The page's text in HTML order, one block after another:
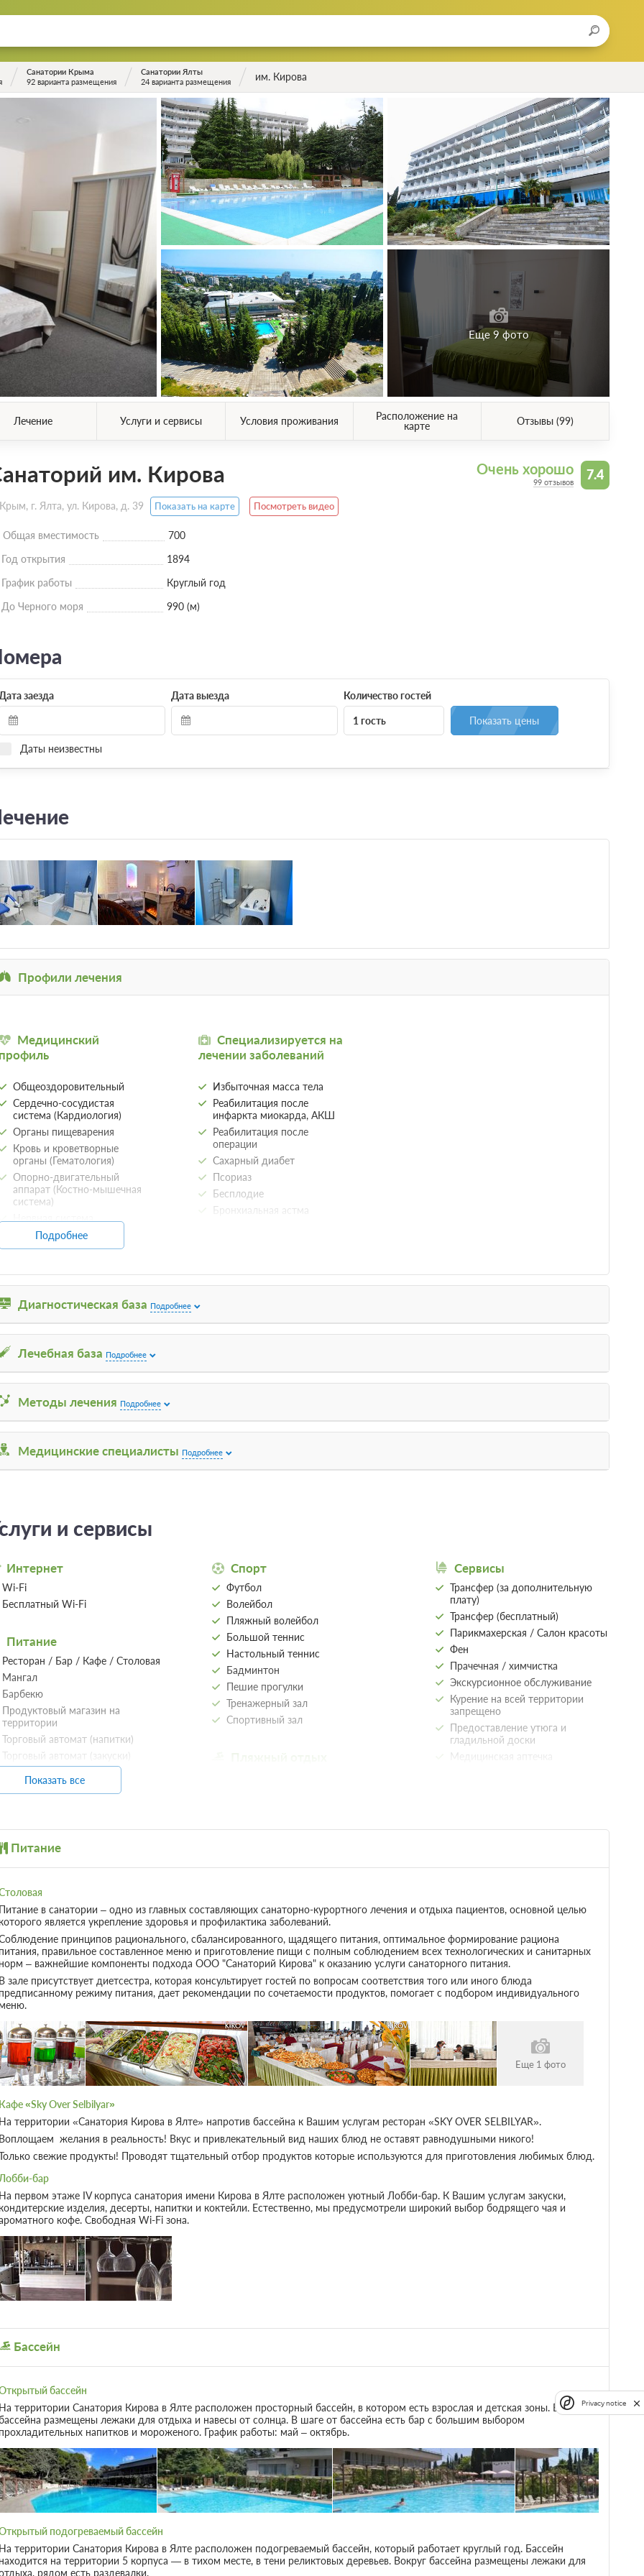
Санатории Крыма
92 варианта размещения
Санатории Ялты
24 варианта размещения
им. Кирова
Еще 9 фото
Лечение Услуги и сервисы Условия проживания
Расположение на
карте
Отзывы (99)
7.4
Очень хорошо
99 отзывов
им. Кирова
г. Ялта, ул. Кирова, д. 39 Показать на карте Посмотреть видео
Общая вместимость
700
Год открытия
1894
График работы
Круглый год
До Черного моря
990 (м)
заезда Дата выезда
Даты неизвестны
Количество гостей
1 гость Показать цены
Профили лечения
Медицинский
Общеоздоровительный
Сердечно-сосудистая
система (Кардиология)
Органы пищеварения
Кровь и кроветворные
органы (Гематология)
Опорно-двигательный
аппарат (Костно-мышечная
система)
(Неврология)
Обмен веществ
Гинекология
система (Урология)
Ухо, горло, нос (ЛОР,
отоларингология)
Органы зрения
SPA
Стоматология
Психиатрия
Специализируется на
лечении заболеваний
Избыточная масса тела
Реабилитация после
инфаркта миокарда, АКШ
Реабилитация после
операции
Сахарный диабет
Псориаз
Бесплодие
Бронхиальная астма
Астма у детей
Ожирение
Ринит
Полиартрит
Нейродермит
Подробнее
Диагностическая база Подробнее
Лечебная база Подробнее
Методы лечения Подробнее
Медицинские специалисты Подробнее
и сервисы
Интернет
Wi-Fi
Бесплатный Wi-Fi
Питание
Ресторан / Бар / Кафе / Столовая
Мангал
Барбекю
Продуктовый магазин на
территории
Торговый автомат (напитки)
Торговый автомат (закуски)
Кухня
Организация
Беседка
Банкетный зал
Конференц-зал
Парковка
Бесплатная автостоянка /
Парковка
Детям
Детская площадка
Детский клуб
Анимационный персонал
Няня / Услуги по уходу за
детьми
Детский бассейн
Детское меню
Игровая комната
Детские книги, музыка, фильмы
На свежем воздухе
Терраса
Спорт
Футбол
Волейбол
Пляжный волейбол
Большой теннис
Настольный теннис
Бадминтон
Пешие прогулки
Тренажерный зал
Спортивный зал
Собственный пляж
Катамараны
Гидроциклы
Отдых
Бассейн
Открытый плавательный бассейн
Бассейн с морской водой
Ныряние с маской и трубкой
Настольные игры
Пазлы
Библиотека
Кинотеатр
SPA / Лечебные процедуры
Сервисы
Трансфер (за дополнительную
плату)
Трансфер (бесплатный)
Парикмахерская / Салон красоты
Фен
Прачечная / химчистка
Экскурсионное обслуживание
Курение на всей территории
запрещено
Предоставление утюга и
гладильной доски
Кондиционер
Удобства на территории
Местоположение
Вид на море
Вид на сад
Вид на горы
Другое
Не допускается размещение с
домашними животными
Климат
Приморский
Горный
Спортивно-
оздоровительные услуги
Показать все
Питание
в санатории – одно из главных составляющих санаторно-курортного лечения и отдыха пациентов, основной целью
является укрепление здоровья и профилактика заболеваний.
принципов рационального, сбалансированного, щадящего питания, оптимальное формирование рациона
правильное составленное меню и приготовление пищи с полным соблюдением всех технологических и санитарных
– важнейшие компоненты подхода ООО "Санаторий Кирова" к оказанию услуги санаторного питания.
зале присутствует диетсестра, которая консультирует гостей по вопросам соответствия того или иного блюда
режиму питания, дает рекомендации по сочетаемости продуктов, помогает с подбором индивидуального
Еще 1 фото
«Sky Over Selbilyar»
территории «Санатория Кирова в Ялте» напротив бассейна к Вашим услугам ресторан «SKY OVER SELBILYAR».
желания в реальность! Вкус и привлекательный вид наших блюд не оставят равнодушными никого!
свежие продукты! Проводят тщательный отбор продуктов которые используются для приготовления любимых блюд.
бар
первом этаже IV корпуса санатория имени Кирова в Ялте расположен уютный Лобби-бар. К Вашим услугам закуски,
изделия, десерты, напитки и коктейли. Естественно, мы предусмотрели широкий выбор бодрящего чая и
кофе. Свободная Wi-Fi зона.
Бассейн
бассейн
территории Санатория Кирова в Ялте расположен просторный бассейн, в котором есть взрослая и детская зоны. Вокруг
размещены лежаки для отдыха и навесы от солнца. В шаге от бассейна есть бар с большим выбором
напитков и мороженого. График работы: май – октябрь.
подогреваемый бассейн
территории Санатория Кирова в Ялте расположен подогреваемый бассейн, который работает круглый год. Бассейн
на территории 5 корпуса — в тихом месте, в тени реликтовых деревьев. Вокруг бассейна размещены лежаки для
рядом есть раздевалки.
Privacy notice